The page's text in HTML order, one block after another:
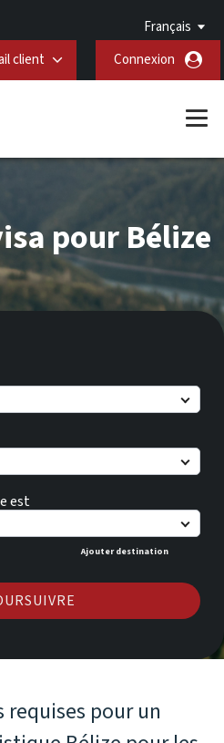
Français
client
Connexion
est
Ajouter destination
pour Bélize
pour un